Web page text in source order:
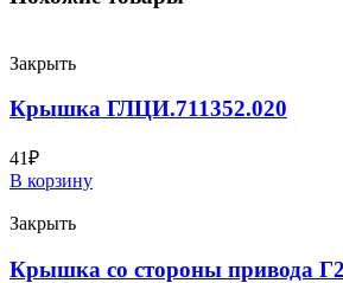
Закрыть
Крышка ГЛЦИ.711352.020
41₽
В корзину
Закрыть
Крышка со стороны привода